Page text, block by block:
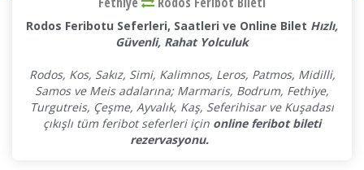
Rodos Feribotu Seferleri, Saatleri ve Online Bilet Hızlı,
Güvenli, Rahat Yolculuk
Rodos, Kos, Sakız, Simi, Kalimnos, Leros, Patmos, Midilli,
Samos ve Meis adalarına; Marmaris, Bodrum, Fethiye,
Turgutreis, Çeşme, Ayvalık, Kaş, Seferihisar ve Kuşadası
çıkışlı tüm feribot seferleri için online feribot bileti
rezervasyonu.